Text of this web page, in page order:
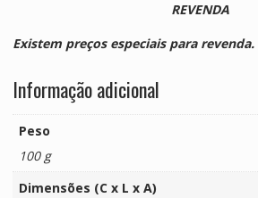
REVENDA
Existem preços especiais para revenda.
Informação adicional
Peso
100 g
Dimensões (C x L x A)